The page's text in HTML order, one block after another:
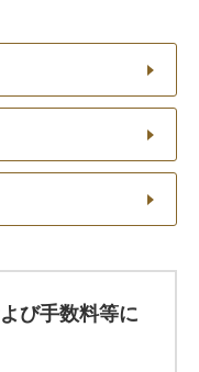
び手数料等に